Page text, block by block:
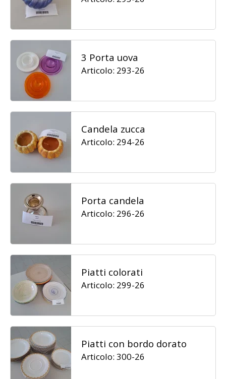
3 Porta uova
Articolo: 293-26
Candela zucca
Articolo: 294-26
Porta candela
Articolo: 296-26
Piatti colorati
Articolo: 299-26
Piatti con bordo dorato
Articolo: 300-26